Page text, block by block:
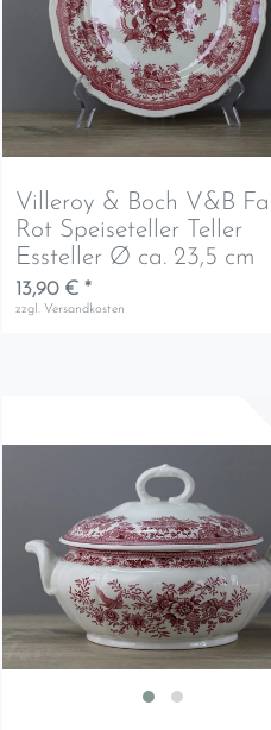
Villeroy & Boch V&B
Rot Speiseteller Teller
Essteller Ø ca. 23,5 cm
13,90 € *
zzgl. Versandkosten